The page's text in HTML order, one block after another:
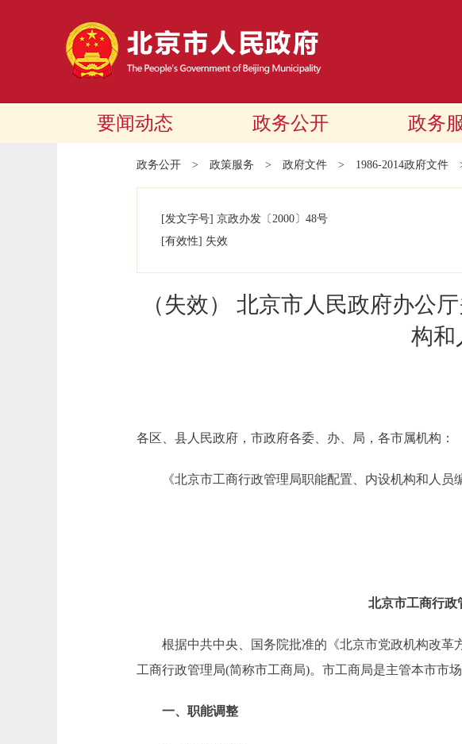
要闻动态 政务公开 政务
政务公开 > 政策服务 > 政府文件 > 1986-2014政府文件
[发文字号] 京政办发 〔2000〕 48号
[有效性] 失效
（失效） 北京市人民政府办公
构和
各区、县人民政府，市政府各委、办、局，各市属机构：
《北京市工商行政管理局职能配置、内设机构和人员
北京市工商行政
根据中共中央、国务院批准的《北京市党政机构改革
工商行政管理局(简称市工商局)。市工商局是主管本市市
一、职能调整